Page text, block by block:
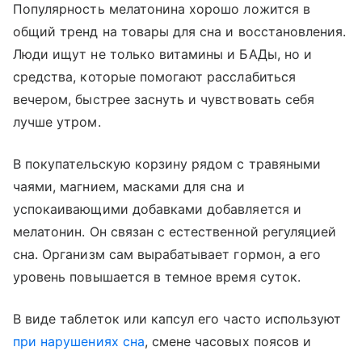
Популярность мелатонина хорошо ложится в
общий тренд на товары для сна и восстановления.
Люди ищут не только витамины и БАДы, но и
средства, которые помогают расслабиться
вечером, быстрее заснуть и чувствовать себя
лучше утром.
В покупательскую корзину рядом с травяными
чаями, магнием, масками для сна и
успокаивающими добавками добавляется и
мелатонин. Он связан с естественной регуляцией
сна. Организм сам вырабатывает гормон, а его
уровень повышается в темное время суток.
В виде таблеток или капсул его часто используют
при нарушениях сна, смене часовых поясов и